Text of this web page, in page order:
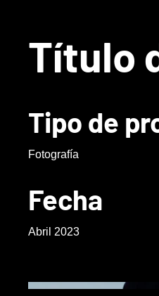
Título
Tipo de
Fotografía
Fecha
Abril 2023